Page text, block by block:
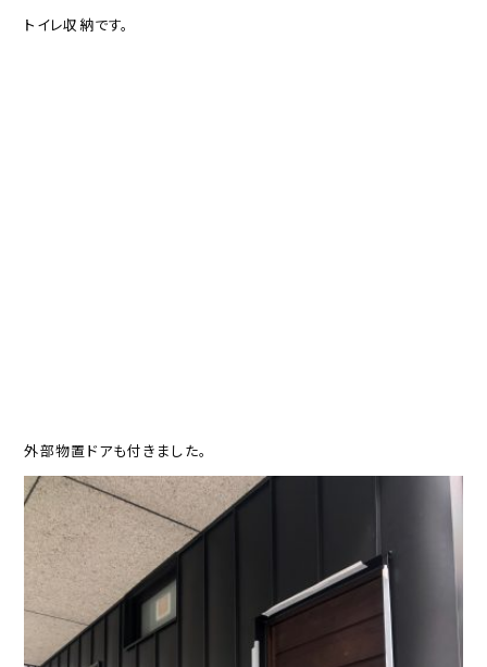
トイレ収納です。
外部物置ドアも付きました。